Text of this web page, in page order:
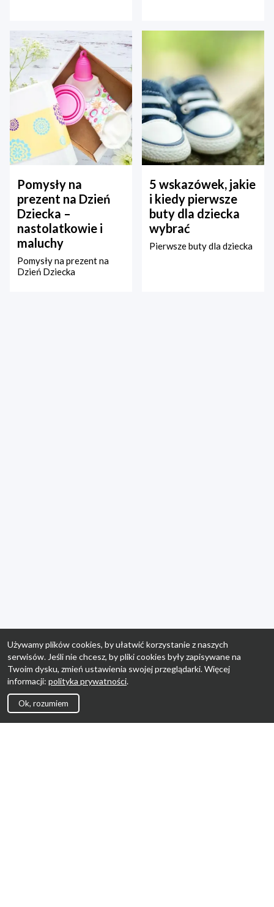
Pomysły na
prezent na Dzień
Dziecka –
nastolatkowie i
maluchy
Pomysły na prezent na
Dzień Dziecka
5 wskazówek, jakie
i kiedy pierwsze
buty dla dziecka
wybrać
Pierwsze buty dla dziecka
Używamy plików cookies, by ułatwić korzystanie z naszych
serwisów. Jeśli nie chcesz, by pliki cookies były zapisywane na
Twoim dysku, zmień ustawienia swojej przeglądarki. Więcej
informacji: polityka prywatności.
Ok, rozumiem